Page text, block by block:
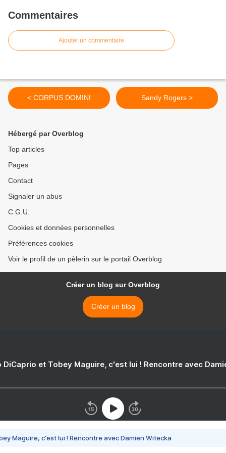
Commentaires
Ajouter un commentaire
< CORPUS DOMINI Sandy Rogers >
Hébergé par Overblog
Top articles
Pages
Contact
Signaler un abus
C.G.U.
Cookies et données personnelles
Préférences cookies
Voir le profil de un pèlerin sur le portail Overblog
Créer un blog sur Overblog
Créer un blog
DiCaprio et Tobey Maguire, c'est lui ! Rencontre avec
Maguire, c'est lui ! Rencontre avec Damien Witecka